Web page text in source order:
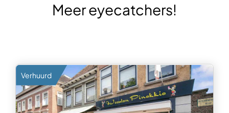
Meer eyecatchers!
Verhuurd